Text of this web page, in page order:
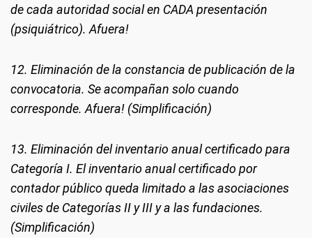
de cada autoridad social en CADA presentación
(psiquiátrico). Afuera!
12. Eliminación de la constancia de publicación de la
convocatoria. Se acompañan solo cuando
corresponde. Afuera! (Simplificación)
13. Eliminación del inventario anual certificado para
Categoría I. El inventario anual certificado por
contador público queda limitado a las asociaciones
civiles de Categorías II y III y a las fundaciones.
(Simplificación)